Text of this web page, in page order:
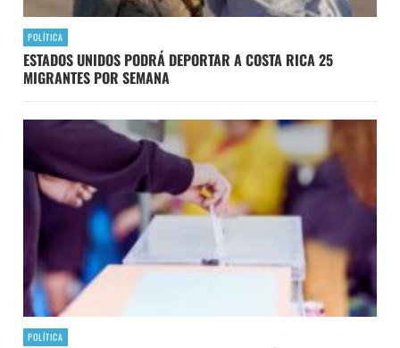
POLÍTICA
ESTADOS UNIDOS PODRÁ DEPORTAR A COSTA RICA 25
MIGRANTES POR SEMANA
POLÍTICA